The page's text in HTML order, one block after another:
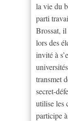
la vie du
parti
Brossat,
lors des
invité à
transmet
secret-
utilise les
participe